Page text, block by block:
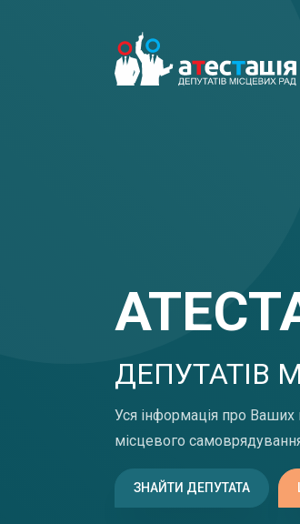
ДЕПУТАТІВ
Уся інформація про Ваших
місцевого
ЗНАЙТИ ДЕПУТАТА